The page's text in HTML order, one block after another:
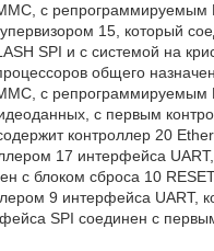
с репрограммируемым
15, который
SPI и с системой на
общего
с репрограммируемым
с первым
контроллер 20
17 интерфейса
с блоком сброса 10
9 интерфейса UART,
SPI соединен с